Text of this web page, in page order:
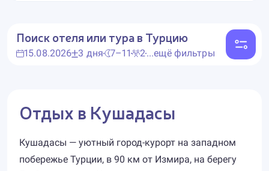
Поиск отеля или турав Турцию
15.08.2026 3 дня 7–11 2...ещё фильтры
Отдых в Кушадасы
Кушадасы — уютный город-курорт на западном
побережье Турции, в 90 км от Измира, на берегу